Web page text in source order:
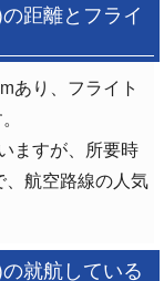
距離とフライ
あり、フライト
ますが、所要時
航空路線の人気
就航している